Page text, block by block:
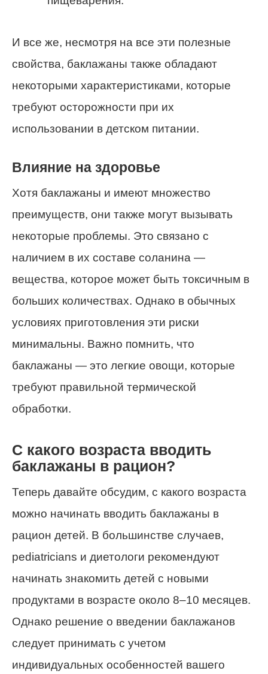
И все же, несмотря на все эти полезные
свойства, баклажаны также обладают
некоторыми характеристиками, которые
требуют осторожности при их
использовании в детском питании.
Влияние на здоровье
Хотя баклажаны и имеют множество
преимуществ, они также могут вызывать
некоторые проблемы. Это связано с
наличием в их составе соланина —
вещества, которое может быть токсичным в
больших количествах. Однако в обычных
условиях приготовления эти риски
минимальны. Важно помнить, что
баклажаны — это легкие овощи, которые
требуют правильной термической
обработки.
С какого возраста вводить
баклажаны в рацион?
Теперь давайте обсудим, с какого возраста
можно начинать вводить баклажаны в
рацион детей. В большинстве случаев,
pediatricians и диетологи рекомендуют
начинать знакомить детей с новыми
продуктами в возрасте около 8–10 месяцев.
Однако решение о введении баклажанов
следует принимать с учетом
индивидуальных особенностей вашего